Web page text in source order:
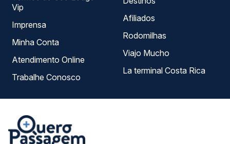
Vip
Imprensa
Minha Conta
Atendimento Online
Trabalhe Conosco
Afiliados
Rodomilhas
Viajo Mucho
La terminal Costa Rica